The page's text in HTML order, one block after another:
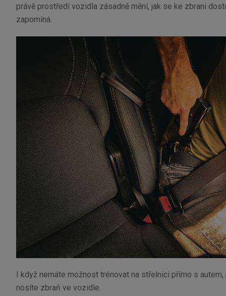
právě prostředí vozidla zásadně mění, jak se ke zbrani
zapomíná.
I když nemáte možnost trénovat na střelnici přímo s
nosíte zbraň ve vozidle.